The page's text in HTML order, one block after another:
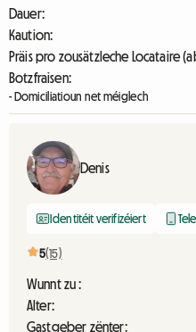
Dauer:
Kaution:
Präis pro zousätzleche Locataire
Botzfraisen:
- Domiciliatioun net méiglech
Denis
Identitéit verifizéiert
5(15)
Wunnt zu :
Alter:
Gastgeber zënter: